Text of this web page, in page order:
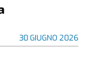
30 GIUGNO 2026